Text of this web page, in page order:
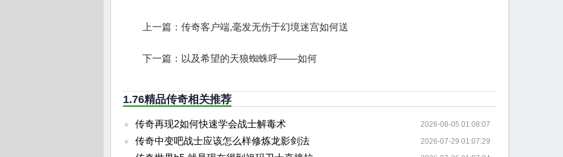
上一篇： 传奇客户端,毫发无伤于幻境迷宫如何送
下一篇： 以及希望的天狼蜘蛛呼——如何
1.76精品传奇相关推荐
传奇再现2如何快速学会战士解毒术 2026-08-05 01:08:07
传奇中变吧战士应该怎么样修炼龙影剑法 2026-07-29 01:07:29